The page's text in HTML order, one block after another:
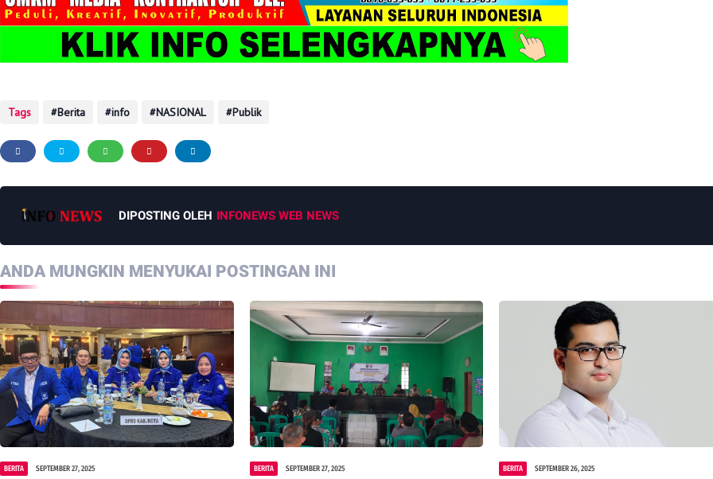
Tags Berita info NASIONAL Publik
DIPOSTING OLEH INFONEWS WEB NEWS
ANDA MUNGKIN MENYUKAI POSTINGAN INI
BERITA SEPTEMBER 27, 2025 BERITA SEPTEMBER 27, 2025 BERITA SEPTEMBER 26, 2025